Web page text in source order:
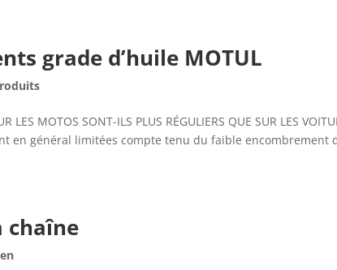
grade d’huile MOTUL
LES MOTOS SONT-ILS PLUS RÉGULIERS QUE SUR LES
en général limitées compte tenu du faible encombrement
chaîne